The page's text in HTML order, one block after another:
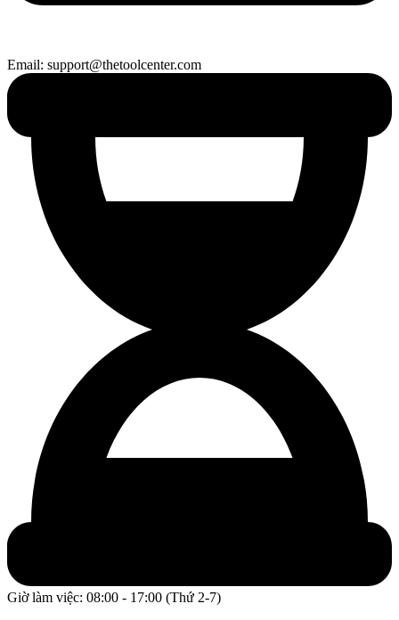
Email: support@thetoolcenter.com
Giờ làm việc: 08:00 - 17:00 (Thứ 2-7)